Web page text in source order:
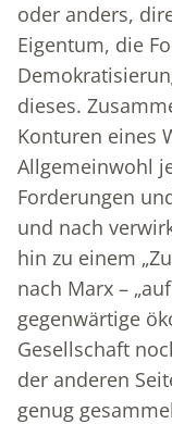
oder anders,
Eigentum, die
dieses.
Konturen eines
Allgemeinwohl
Forderungen
und nach
hin zu einem
nach Marx –
gegenwärtige
Gesellschaft
der anderen
genug